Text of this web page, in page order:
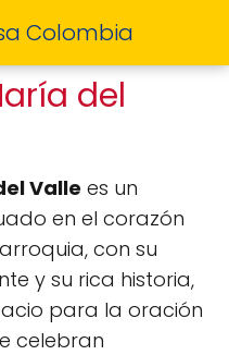
Colombia
del
Valle es un
en el corazón
con su
y su rica historia,
para la oración
celebran